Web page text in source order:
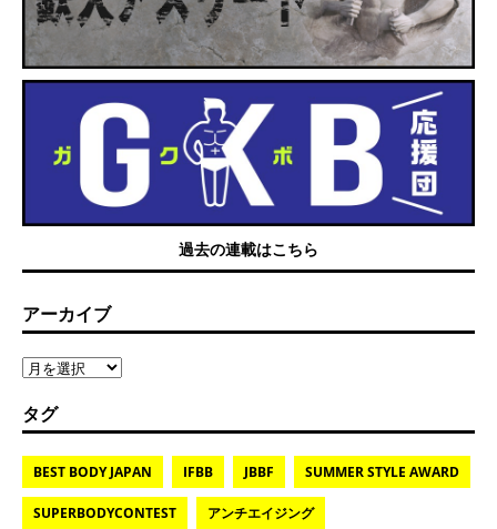
過去の連載はこちら
アーカイブ
タグ
BEST BODY JAPAN IFBB JBBF SUMMER STYLE AWARD
SUPERBODYCONTEST アンチエイジング